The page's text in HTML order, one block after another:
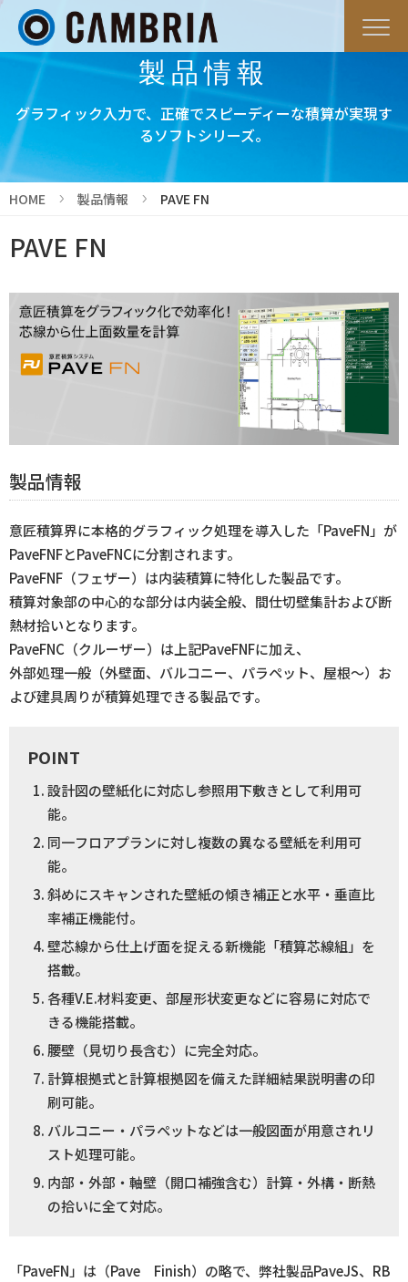
製品情報
グラフィック入力で、正確でスピーディーな積算が実現す
るソフトシリーズ。
HOME 製品情報 PAVE FN
PAVE FN
製品情報
意匠積算界に本格的グラフィック処理を導入した「PaveFN」が
PaveFNFとPaveFNCに分割されます。
PaveFNF（フェザー）は内装積算に特化した製品です。
積算対象部の中心的な部分は内装全般、間仕切壁集計および断
熱材拾いとなります。
PaveFNC（クルーザー）は上記PaveFNFに加え、
外部処理一般（外壁面、バルコニー、パラペット、屋根～）お
よび建具周りが積算処理できる製品です。
POINT
設計図の壁紙化に対応し参照用下敷きとして利用可
能。
同一フロアプランに対し複数の異なる壁紙を利用可
能。
斜めにスキャンされた壁紙の傾き補正と水平・垂直比
率補正機能付。
壁芯線から仕上げ面を捉える新機能「積算芯線組」を
搭載。
各種V.E.材料変更、部屋形状変更などに容易に対応で
きる機能搭載。
腰壁（見切り長含む）に完全対応。
計算根拠式と計算根拠図を備えた詳細結果説明書の印
刷可能。
バルコニー・パラペットなどは一般図面が用意されリ
スト処理可能。
内部・外部・軸壁（開口補強含む）計算・外構・断熱
の拾いに全て対応。
「PaveFN」は（Pave Finish）の略で、弊社製品PaveJS、RB